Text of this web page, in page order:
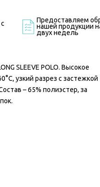
Предоставляем
нашей продукции
двух недель
SLEEVE POLO. Высокое
узкий разрез с застежкой
– 65% полиэстер, за